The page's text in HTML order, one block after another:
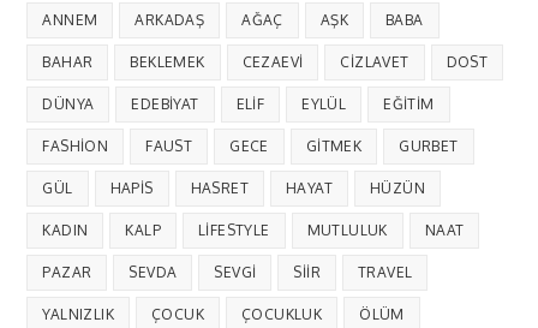
ANNEM ARKADAŞ AĞAÇ AŞK BABA
BAHAR BEKLEMEK CEZAEVI CIZLAVET DOST
DÜNYA EDEBIYAT ELIF EYLÜL EĞITIM
FASHION FAUST GECE GITMEK GURBET
GÜL HAPIS HASRET HAYAT HÜZÜN
KADIN KALP LIFESTYLE MUTLULUK NAAT
PAZAR SEVDA SEVGI SIIR TRAVEL
YALNIZLIK ÇOCUK ÇOCUKLUK ÖLÜM